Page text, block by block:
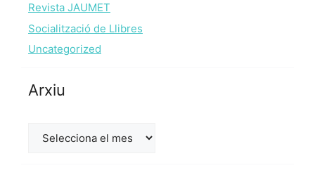
Revista JAUMET
Socialització de Llibres
Uncategorized
Arxiu